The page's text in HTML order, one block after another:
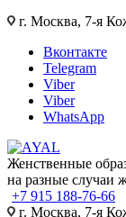
г. Москва, 7-я
Вконтакте
Telegram
Viber
Viber
WhatsApp
Женственные
на разные случаи
+7 915 188-76-66
г. Москва, 7-я